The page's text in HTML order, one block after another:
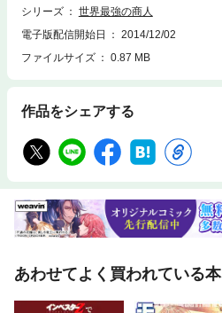
シリーズ
世界最強の商人
電子版配信開始日
2014/12/02
ファイルサイズ
0.87 MB
作品をシェアする
あわせてよく買われている本